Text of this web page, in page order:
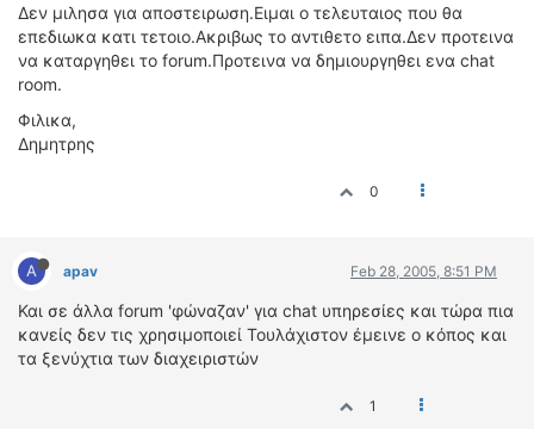
Δεν μιλησα για αποστειρωση.Ειμαι ο τελευταιος που θα
επεδιωκα κατι τετοιο.Ακριβως το αντιθετο ειπα.Δεν προτεινα
να καταργηθει το forum.Προτεινα να δημιουργηθει ενα chat
room.
Φιλικα,
Δημητρης
0
A apav Feb 28, 2005, 8:51 PM
Και σε άλλα forum 'φώναζαν' για chat υπηρεσίες και τώρα πια
κανείς δεν τις χρησιμοποιεί Τουλάχιστον έμεινε ο κόπος και
τα ξενύχτια των διαχειριστών
1